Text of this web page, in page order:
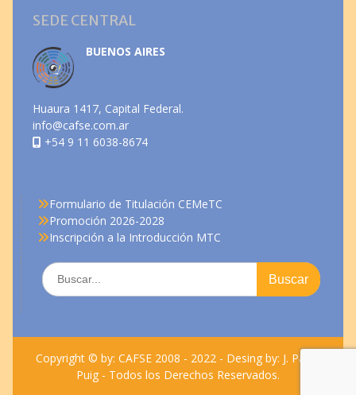
SEDE CENTRAL
BUENOS AIRES
Huaura 1417, Capital Federal.
info@cafse.com.ar
+54 9 11 6038-8674
Formulario de Titulación CEMeTC
Promoción 2026-2028
Inscripción a la Introducción MTC
Copyright © by: CAFSE 2008 - 2022 - Desing by: J. Pablo
Puig - Todos los Derechos Reservados.